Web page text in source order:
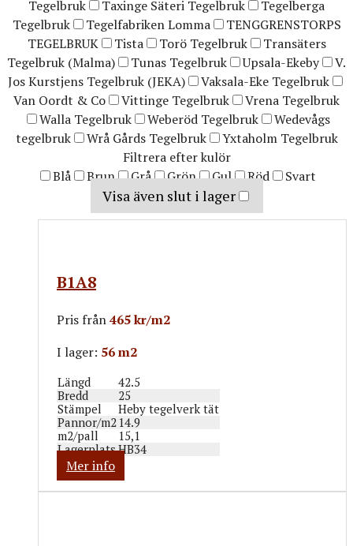
Tegelbruk
Taxinge Säteri Tegelbruk
Tegelberga
Tegelbruk
Tegelfabriken Lomma
TENGGRENSTORPS
TEGELBRUK
Tista Torö Tegelbruk
Transäters
Tegelbruk (Malma)
Tunas Tegelbruk Upsala-Ekeby
V.
Jos Kurstjens Tegelbruk (JEKA)
Vaksala-Eke Tegelbruk
Van Oordt & Co
Vittinge Tegelbruk
Vrena Tegelbruk
Walla Tegelbruk
Weberöd Tegelbruk
Wedevågs
tegelbruk
Wrå Gårds Tegelbruk
Yxtaholm Tegelbruk
Filtrera efter kulör
Blå
Brun Grå Grön Gul Röd Svart
Visa även slut i lager
B1A8
Pris från465 kr/m2
I lager: 56 m2
Längd
42.5
Bredd
25
Stämpel
Heby tegelverk tät
Pannor/m2 14.9
m2/pall
15,1
LagerplatsHB34
Mer info